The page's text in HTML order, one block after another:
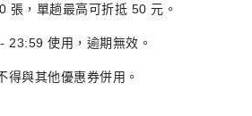
，單趟最高可折抵 50 元。
使用，逾期無效。
與其他優惠券併用。